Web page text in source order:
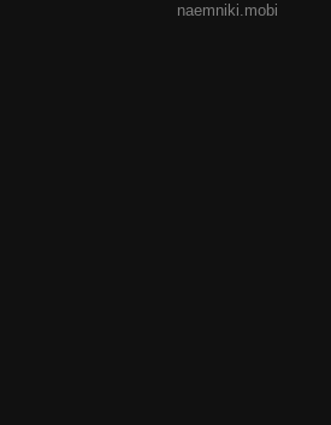
naemniki.mobi